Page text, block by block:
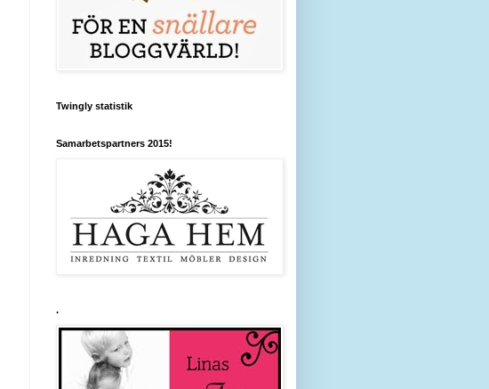
Twingly statistik
Samarbetspartners 2015!
.